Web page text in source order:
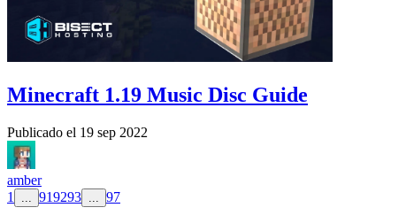
Minecraft 1.19 Music Disc Guide
Publicado el 19 sep 2022
amber
1
919293 97